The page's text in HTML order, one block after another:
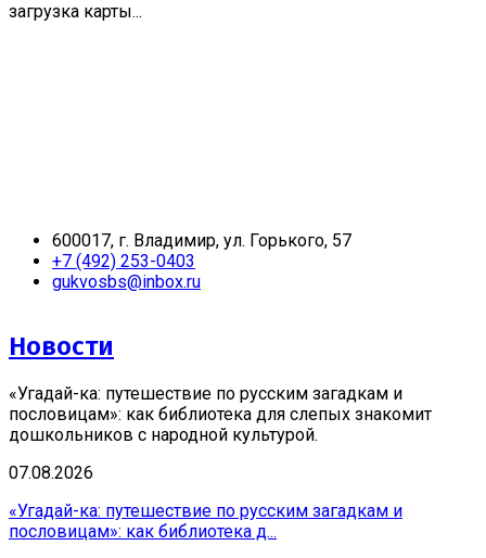
загрузка карты...
600017, г. Владимир, ул. Горького, 57
+7 (492) 253-0403
gukvosbs@inbox.ru
Новости
«Угадай-ка: путешествие по русским загадкам и
пословицам»: как библиотека для слепых знакомит
дошкольников с народной культурой.
07.08.2026
«Угадай-ка: путешествие по русским загадкам и
пословицам»: как библиотека д...